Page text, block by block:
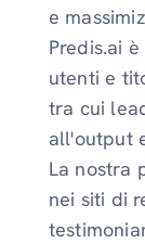
e
Predis.ai
utenti e
tra cui
all'output
La nostra
nei siti di